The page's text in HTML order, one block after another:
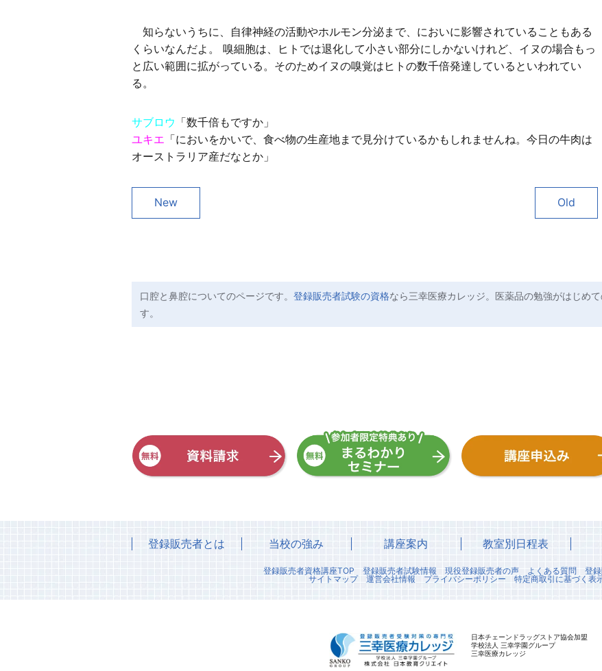
知らないうちに、自律神経の活動やホルモン分泌まで、においに影響されていることもある
くらいなんだよ。 嗅細胞は、ヒトでは退化して小さい部分にしかないけれど、イヌの場合もっ
と広い範囲に拡がっている。そのためイヌの嗅覚はヒトの数千倍発達しているといわれてい
る。
サブロウ 「数千倍もですか」
ユキエ 「においをかいで、食べ物の生産地まで見分けているかもしれませんね。今日の牛肉は
オーストラリア産だなとか」
New Old
口腔と鼻腔についてのページです。 登録販売者試験の資格なら三幸医療カレッジ。医薬品の勉強がはじめ
す。
登録販売者とは 当校の強み 講座案内 教室別日程表
登録販売者資格講座TOP 登録販売者試験情報 現役登録販売者の声 よくある質問
登
サイトマップ
運営会社情報 プライバシーポリシー 特定商取引に基づく表
日本チェーンドラッグストア協会加盟
学校法人 三幸学園グループ
三幸医療カレッジ